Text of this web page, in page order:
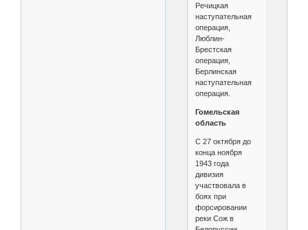
Речицкая
наступательная
операция,
Люблин-
Брестская
операция,
Берлинская
наступательная
операция.
Гомельская
область
С 27 октября до
конца ноября
1943 года
дивизия
участвовала в
боях при
форсировании
реки Сож в